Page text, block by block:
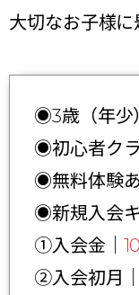
大切なお子様に
◉3歳（年少
◉初心者ク
◉無料体験
◉新規入会
①入会金｜
②入会初月｜